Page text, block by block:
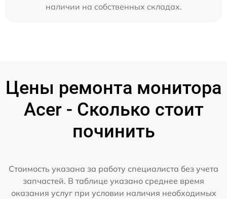
наличии на собственных складах.
Цены ремонта монитора
Acer - Сколько стоит
починить
Стоимость указана за работу специалиста без учета
запчастей. В таблице указано среднее время
оказания услуг при условии наличия необходимых